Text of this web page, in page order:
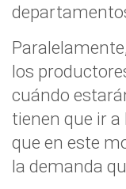
los
cuándo
tienen que ir
que en este
la demanda